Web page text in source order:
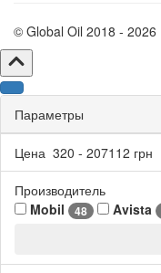
© Global Oil 2018 - 2026
Параметры
Цена 320 - 207112 грн
Производитель
Mobil
48 Avista